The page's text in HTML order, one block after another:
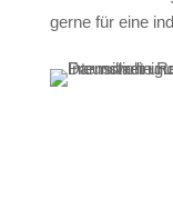
gerne für eine